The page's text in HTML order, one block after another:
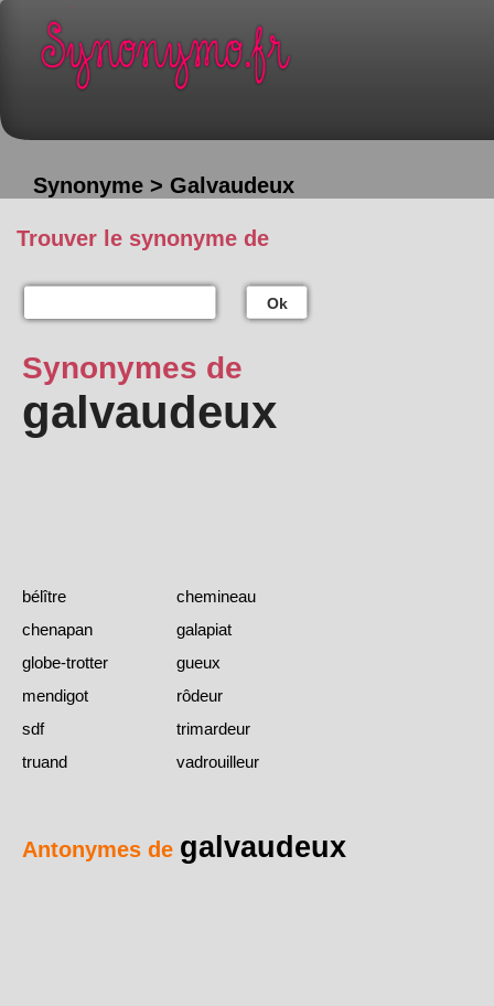
Synonyme > Galvaudeux
Trouver le synonyme de
Ok
Synonymes de
galvaudeux
bélître
chemineau
chenapan
galapiat
globe-trotter
gueux
mendigot
rôdeur
sdf
trimardeur
truand
vadrouilleur
Antonymes de galvaudeux